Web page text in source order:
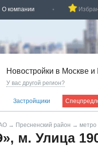
О компании
Новостройки в Москве и
У вас другой регион?
Застройщики
→ Пресненский район → метро
м. Улица